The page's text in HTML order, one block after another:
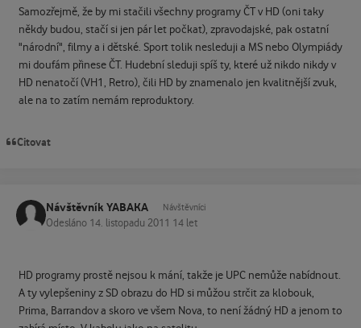
Samozřejmě, že by mi stačili všechny programy ČT v HD (oni taky
někdy budou, stačí si jen pár let počkat), zpravodajské, pak ostatní
"národní", filmy a i dětské. Sport tolik nesleduji a MS nebo Olympiády
mi doufám přinese ČT. Hudební sleduji spíš ty, které už nikdo nikdy v
HD nenatočí (VH1, Retro), čili HD by znamenalo jen kvalitnější zvuk,
ale na to zatím nemám reproduktory.
Citovat
Návštěvník YABAKA Návštěvníci
Odesláno 14. listopadu 2011 14 let
HD programy prostě nejsou k mání, takže je UPC nemůže nabídnout.
A ty vylepšeniny z SD obrazu do HD si můžou strčit za klobouk,
Prima, Barrandov a skoro ve všem Nova, to není žádný HD a jenom to